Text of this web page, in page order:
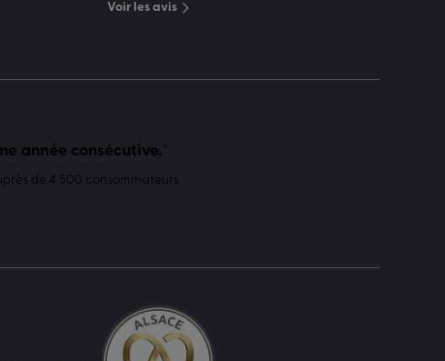
Voir les avis
année consécutive.*
de 4 500 consommateurs